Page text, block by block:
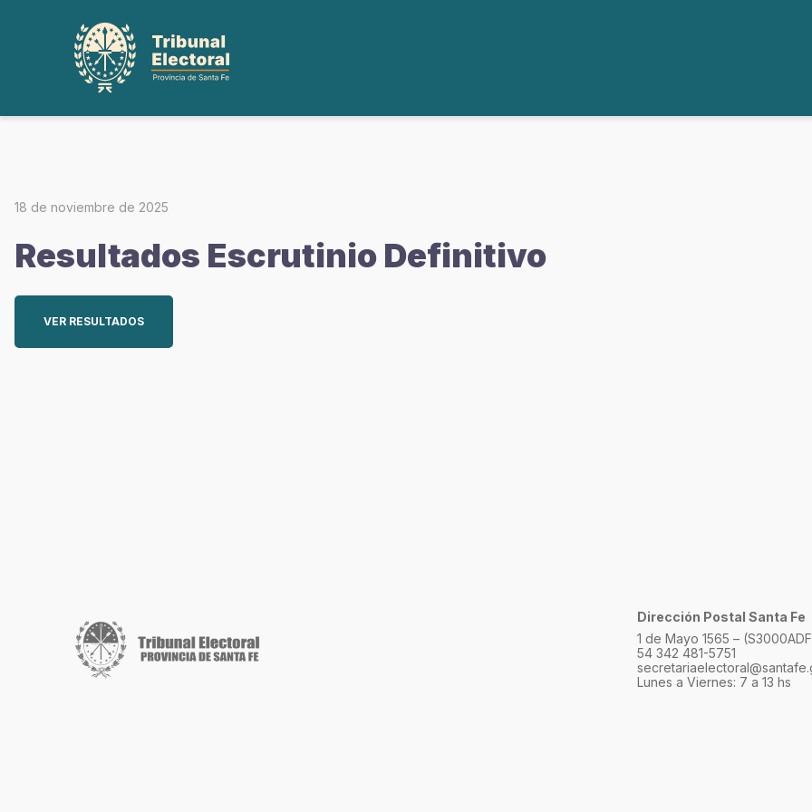
18 de noviembre de 2025
Resultados Escrutinio Definitivo
VER RESULTADOS
Dirección Postal Santa Fe
1 de Mayo 1565 –
54 342 481-5751
Lunes a Viernes: 7 a 13 hs